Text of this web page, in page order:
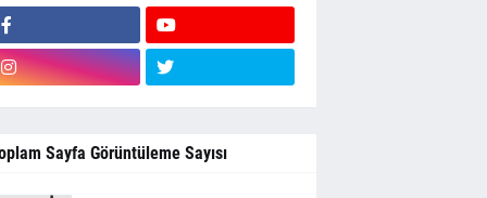
Sayfa Görüntüleme Sayısı